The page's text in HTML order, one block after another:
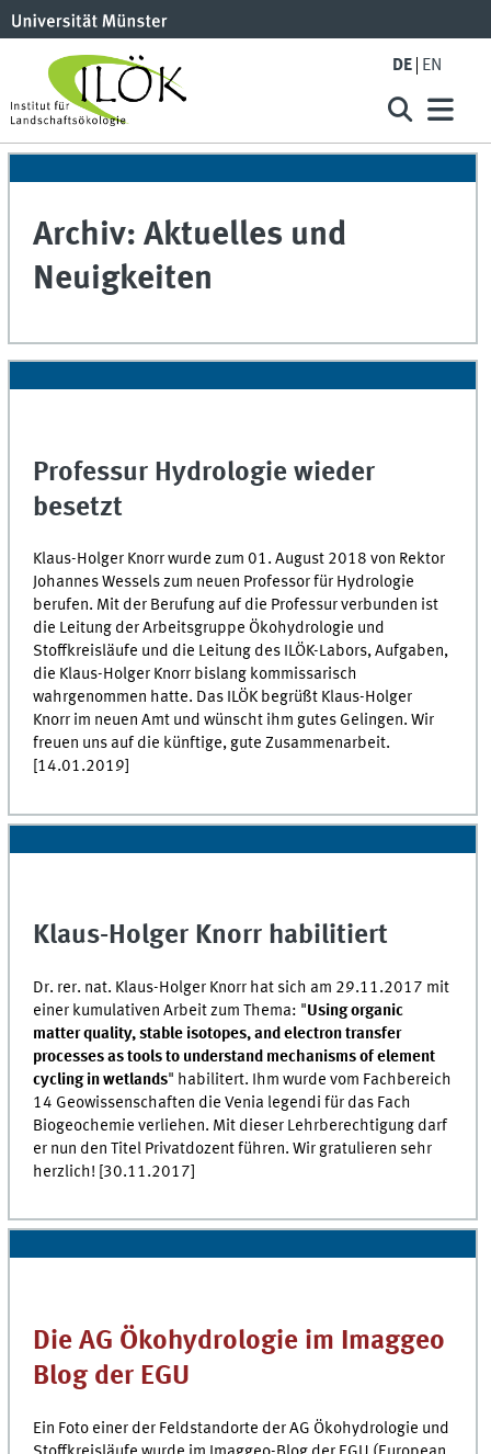
DE EN
Archiv: Aktuelles und
Neuigkeiten
Professur Hydrologie wieder
besetzt
Klaus-Holger Knorr wurde zum 01. August 2018 von Rektor
Johannes Wessels zum neuen Professor für Hydrologie
berufen. Mit der Berufung auf die Professur verbunden ist
die Leitung der Arbeitsgruppe Ökohydrologie und
Stoffkreisläufe und die Leitung des ILÖK-Labors, Aufgaben,
die Klaus-Holger Knorr bislang kommissarisch
wahrgenommen hatte. Das ILÖK begrüßt Klaus-Holger
Knorr im neuen Amt und wünscht ihm gutes Gelingen. Wir
freuen uns auf die künftige, gute Zusammenarbeit.
[14.01.2019]
Klaus-Holger Knorr habilitiert
Dr. rer. nat. Klaus-Holger Knorr hat sich am 29.11.2017 mit
einer kumulativen Arbeit zum Thema: "Using organic
matter quality, stable isotopes, and electron transfer
processes as tools to understand mechanisms of element
cycling in wetlands" habilitert. Ihm wurde vom Fachbereich
14 Geowissenschaften die Venia legendi für das Fach
Biogeochemie verliehen. Mit dieser Lehrberechtigung darf
er nun den Titel Privatdozent führen. Wir gratulieren sehr
herzlich! [30.11.2017]
Die AG Ökohydrologie im Imaggeo
Blog der EGU
Ein Foto einer der Feldstandorte der AG Ökohydrologie und